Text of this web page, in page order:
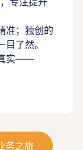
准；独创的
目了然。
真实——
务之旅